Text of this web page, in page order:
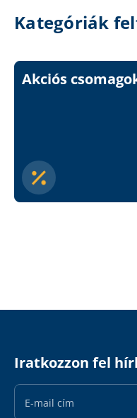
Kategóriák
Akciós
Iratkozzon fel
Email
Address